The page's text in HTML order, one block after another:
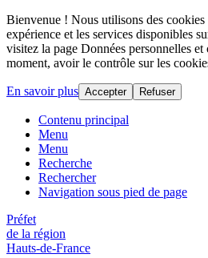
Bienvenue ! Nous utilisons des
expérience et les services disponibles
visitez la page Données personnelles
moment, avoir le contrôle sur les
En savoir plus Accepter Refuser
Contenu principal
Menu
Menu
Recherche
Rechercher
Navigation sous pied de page
Préfet
de la région
Hauts-de-France